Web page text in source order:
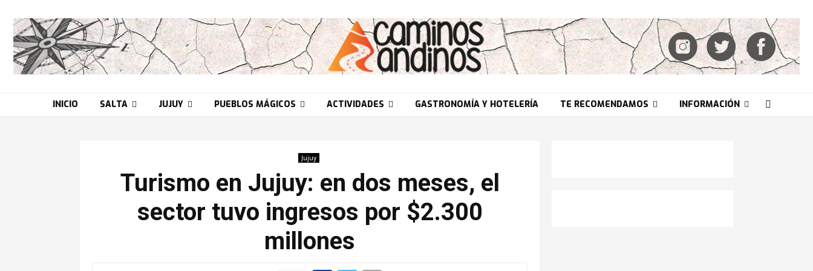
INICIO SALTA JUJUY PUEBLOS MÁGICOS ACTIVIDADES GASTRONOMÍA Y HOTELERÍA TE RECOMENDAMOS INFORMACIÓN
Jujuy
Turismo en Jujuy: en dos meses, el
sector tuvo ingresos por $2.300
millones